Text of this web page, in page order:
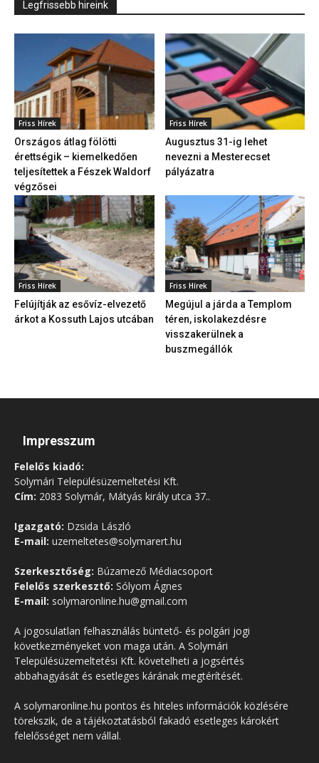
Legfrissebb hireink
Friss Hírek
Országos átlag fölötti
érettségik – kiemelkedően
teljesítettek a Fészek Waldorf
végzősei
Friss Hírek
Augusztus 31-ig lehet
nevezni a Mesterecset
pályázatra
Friss Hírek
Felújítják az esővíz-elvezető
árkot a Kossuth Lajos utcában
Friss Hírek
Megújul a járda a Templom
téren, iskolakezdésre
visszakerülnek a
buszmegállók
Impresszum
Felelős kiadó:
Solymári Településüzemeltetési Kft.
Cím: 2083 Solymár, Mátyás király utca 37..
Igazgató: Dzsida László
E-mail: uzemeltetes@solymarert.hu
Szerkesztőség: Búzamező Médiacsoport
Felelős szerkesztő: Sólyom Ágnes
E-mail: solymaronline.hu@gmail.com
A jogosulatlan felhasználás büntető- és polgári jogi
következményeket von maga után. A Solymári
Településüzemeltetési Kft. követelheti a jogsértés
abbahagyását és esetleges kárának megtérítését.
A solymaronline.hu pontos és hiteles információk közlésére
törekszik, de a tájékoztatásból fakadó esetleges károkért
felelősséget nem vállal.